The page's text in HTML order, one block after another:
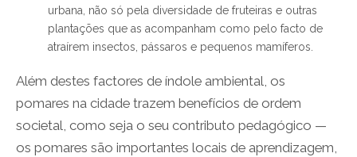
urbana, não só pela diversidade de fruteiras e outras
plantações que as acompanham como pelo facto de
atraírem insectos, pássaros e pequenos mamíferos.
Além destes factores de índole ambiental, os
pomares na cidade trazem benefícios de ordem
societal, como seja o seu contributo pedagógico —
os pomares são importantes locais de aprendizagem,